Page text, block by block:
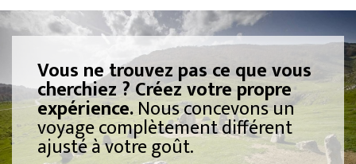
Vous ne trouvez pas ce que vous
cherchiez ? Créez votre propre
expérience.Nous concevons un
voyage complètement différent
ajusté à votre goût.